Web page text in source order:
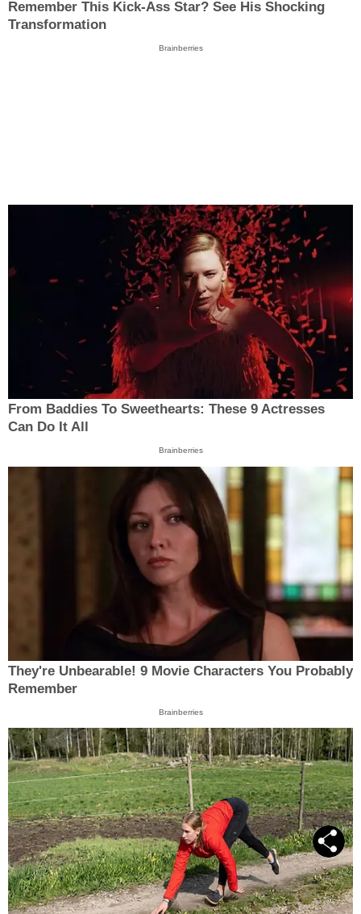
Remember This Kick-Ass Star? See His Shocking
Transformation
Brainberries
From Baddies To Sweethearts: These 9 Actresses
Can Do It All
Brainberries
They're Unbearable! 9 Movie Characters You Probably
Remember
Brainberries